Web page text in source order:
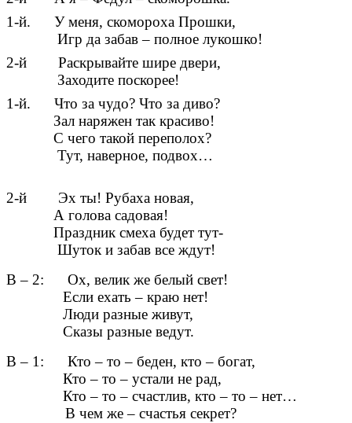
1-й. У меня, скомороха Прошки,
Игр да забав – полное лукошко!
2-й Раскрывайте шире двери,
Заходите поскорее!
1-й. Что за чудо? Что за диво?
Зал наряжен так красиво!
С чего такой переполох?
Тут, наверное, подвох…
2-й Эх ты! Рубаха новая,
А голова садовая!
Праздник смеха будет тут-
Шуток и забав все ждут!
В – 2: Ох, велик же белый свет!
Если ехать – краю нет!
Люди разные живут,
Сказы разные ведут.
В – 1: Кто – то – беден, кто – богат,
Кто – то – устали не рад,
Кто – то – счастлив, кто – то – нет…
В чем же – счастья секрет?